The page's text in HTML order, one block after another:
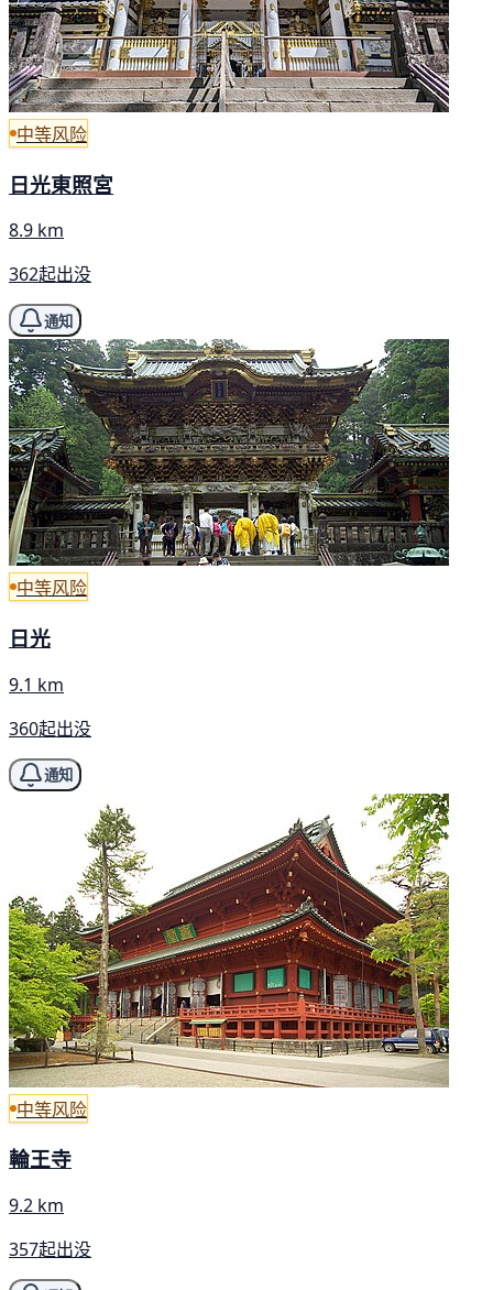
中等风险
日光東照宮
8.9 km
362起出没
通知
中等风险
日光
9.1 km
360起出没
通知
中等风险
輪王寺
9.2 km
357起出没